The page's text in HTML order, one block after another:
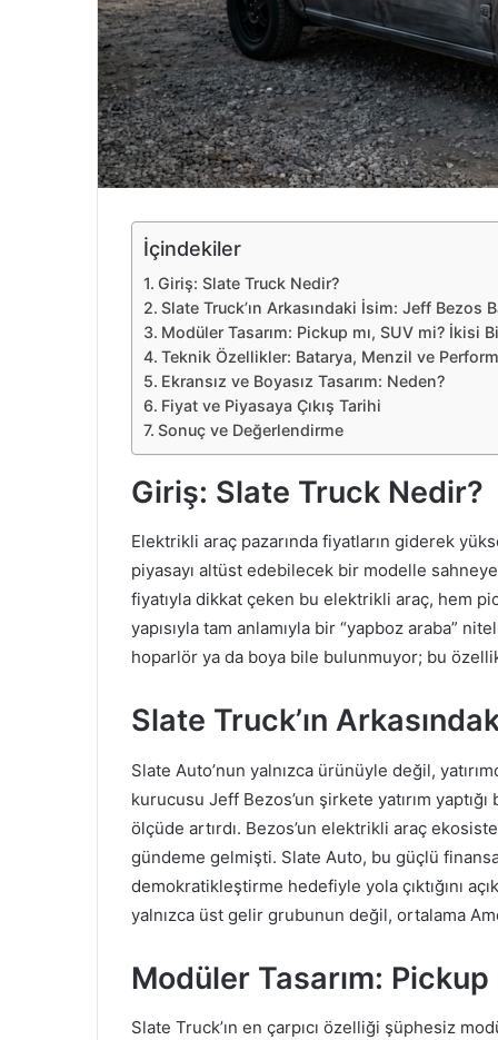
k
İçindekiler
Giriş: Slate Truck Nedir?
Slate Truck’ın Arkasındaki İsim: Jeff Bezos
Modüler Tasarım: Pickup mı, SUV mi? İkisi
Teknik Özellikler: Batarya, Menzil ve
Ekransız ve Boyasız Tasarım: Neden?
Fiyat ve Piyasaya Çıkış Tarihi
Sonuç ve Değerlendirme
Giriş: Slate Truck Nedir?
Elektrikli araç pazarında fiyatların giderek
piyasayı altüst edebilecek bir modelle
fiyatıyla dikkat çeken bu elektrikli araç, hem
yapısıyla tam anlamıyla bir “yapboz araba”
hoparlör ya da boya bile bulunmuyor; bu
Slate Truck’ın
Slate Auto’nun yalnızca ürünüyle değil,
kurucusu Jeff Bezos’un şirkete yatırım
ölçüde artırdı. Bezos’un elektrikli araç
gündeme gelmişti. Slate Auto, bu güçlü
demokratikleştirme hedefiyle yola çıktığını
yalnızca üst gelir grubunun değil, ortalama
Modüler Tasarım:
Slate Truck’ın en çarpıcı özelliği şüphesiz